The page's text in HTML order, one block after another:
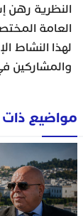
النظرية رهن
العامة
لهذا النشاط
والمشاركين
مواضيع